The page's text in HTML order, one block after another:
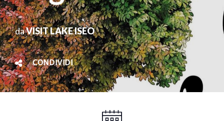
daVISIT LAKE ISEO
CONDIVIDI